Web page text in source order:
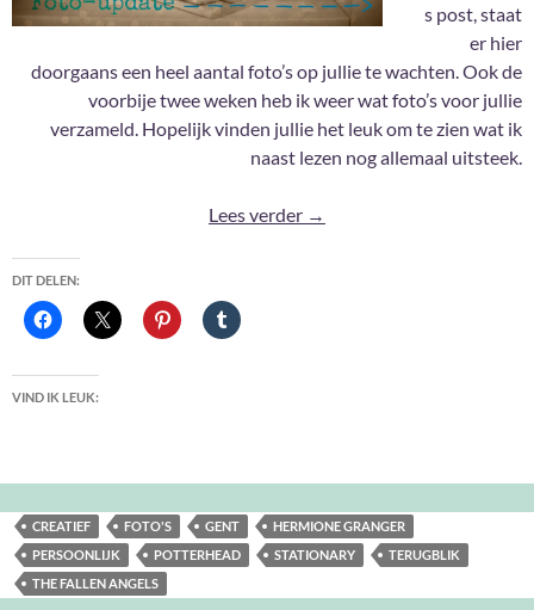
s post, staat
er hier
doorgaans een heel aantal foto’s op jullie te wachten. Ook de
voorbije twee weken heb ik weer wat foto’s voor jullie
verzameld. Hopelijk vinden jullie het leuk om te zien wat ik
naast lezen nog allemaal uitsteek.
Lees verder Foto-update #161
→
DIT DELEN:
VIND IK LEUK:
CREATIEF FOTO'S GENT
HERMIONE GRANGER
PERSOONLIJK
POTTERHEAD STATIONARY
TERUGBLIK
THE FALLEN ANGELS